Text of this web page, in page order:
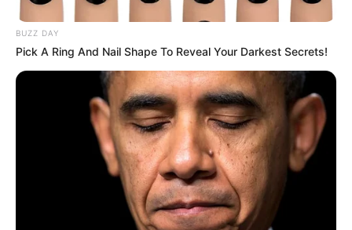
Barranquilla podrán pagar menos de 2 mil pesos en
pasaje de bus
Muñoz destacó la importancia de realizar este tipo de
eventos. “El año pasado esta olimpiada fue en
Ámsterdam y ahora será en Barranquilla.Esperamos
unos 150 equipos y alrededor de 2.000 familias
acompañando a sus jugadoresy disfrutando de la
Va a ser una gran fiesta mundial del ajedrez”,
expresó el presidente de la Federación colombiana de
BUZZ DAY
Pick A Ring And Nail Shape To Reveal Your Darkest Secrets!